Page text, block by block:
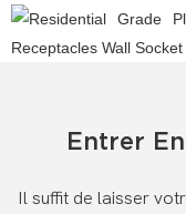
Entrer
Il suffit de laisser